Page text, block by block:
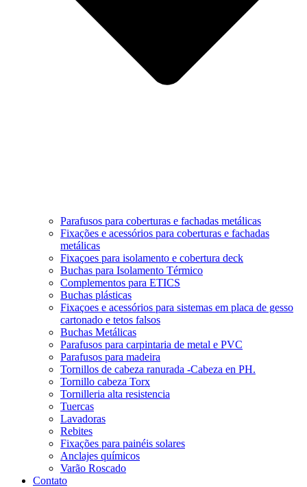
Parafusos para coberturas e fachadas metálicas
Fixações e acessórios para coberturas e fachadas
metálicas
Fixaçoes para isolamento e cobertura deck
Buchas para Isolamento Térmico
Complementos para ETICS
Buchas plásticas
Fixaçoes e acessórios para sistemas em placa de gesso
cartonado e tetos falsos
Buchas Metálicas
Parafusos para carpintaria de metal e PVC
Parafusos para madeira
Tornillos de cabeza ranurada -Cabeza en PH.
Tornillo cabeza Torx
Tornilleria alta resistencia
Tuercas
Lavadoras
Rebites
Fixações para painéis solares
Anclajes químicos
Varão Roscado
Contato